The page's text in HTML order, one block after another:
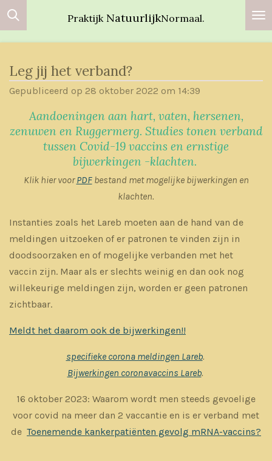
Ga
direct
hoofdinhoud
PraktijkNatuurlijkNormaal.
Leg jij het verband?
Gepubliceerd op 28 oktober 2022 om 14:39
Aandoeningen aan hart, vaten, hersenen,
zenuwen en Ruggermerg. Studies tonen verband
tussen Covid-19 vaccins en ernstige
bijwerkingen -klachten.
Klik hier voorPDFbestand met mogelijke bijwerkingen en
klachten.
Instanties zoals het Lareb moeten aan de hand van de
meldingen uitzoeken of er patronen te vinden zijn in
doodsoorzaken en of mogelijke verbanden met het
vaccin zijn. Maar als er slechts weinig en dan ook nog
willekeurige meldingen zijn, worden er geen patronen
zichtbaar.
Meldt het daarom ook de bijwerkingen!!
specifieke corona meldingen Lareb.
Bijwerkingen coronavaccins Lareb.
16 oktober 2023: Waarom wordt men steeds gevoelige
voor covid na meer dan 2 vaccantie en is er verband met
de Toenemende kankerpatiënten gevolg mRNA-vaccins?